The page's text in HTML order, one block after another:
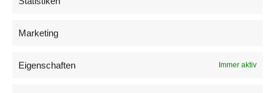
Marketing
Eigenschaften Immer aktiv
Das Moderatorenteam blieb von Beginn bis zum Finale
Mischung aus Glamour, Selbstironie und Lockerheit. Beide